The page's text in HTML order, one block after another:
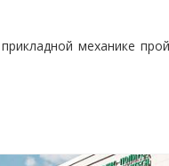
механике